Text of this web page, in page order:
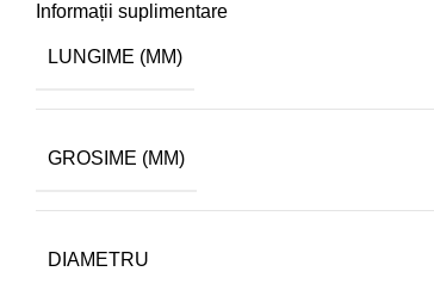
Informații suplimentare
LUNGIME (MM)
GROSIME (MM)
DIAMETRU